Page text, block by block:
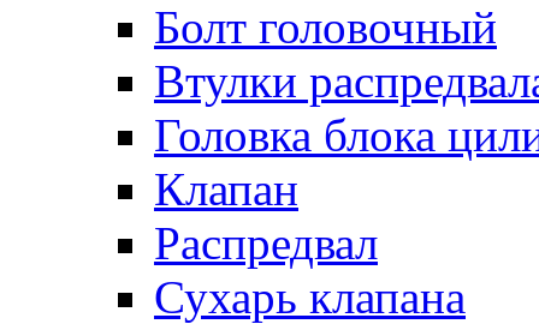
Болт головочный
Втулки
Головка блока
Клапан
Распредвал
Сухарь клапана